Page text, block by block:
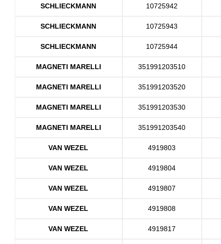
SCHLIECKMANN 10725942
SCHLIECKMANN 10725943
SCHLIECKMANN 10725944
MAGNETI MARELLI 351991203510
MAGNETI MARELLI 351991203520
MAGNETI MARELLI 351991203530
MAGNETI MARELLI 351991203540
VAN WEZEL 4919803
VAN WEZEL 4919804
VAN WEZEL 4919807
VAN WEZEL 4919808
VAN WEZEL 4919817